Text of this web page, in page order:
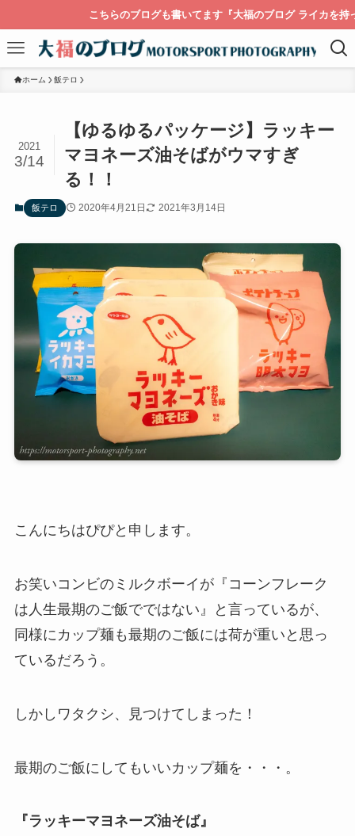
のブログも書いてます『大福のブログ ライカを持って膝栗毛』
ホーム 飯テロ
【ゆるゆるパッケージ】ラッキー
マヨネーズ油そばがウマすぎ
る！！
2021
3/14
飯テロ 2020年4月21日 2021年3月14日
こんにちはぴぴと申します。
お笑いコンビのミルクボーイが『コーンフレーク
は人生最期のご飯でではない』と言っているが、
同様にカップ麺も最期のご飯には荷が重いと思っ
ているだろう。
しかしワタクシ、見つけてしまった！
最期のご飯にしてもいいカップ麺を・・・。
『ラッキーマヨネーズ油そば』